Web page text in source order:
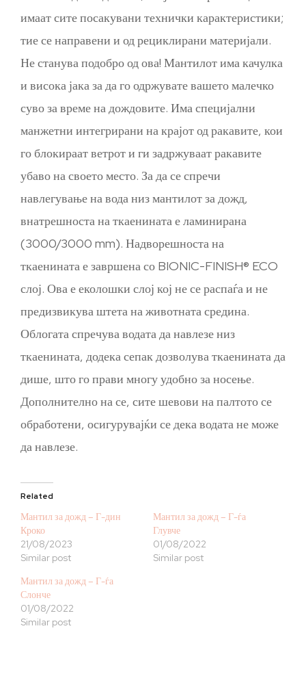
имаат сите посакувани технички карактеристики;
тие се направени и од рециклирани материјали.
Не станува подобро од ова! Мантилот има качулка
и висока јака за да го одржувате вашето малечко
суво за време на дождовите. Има специјални
манжетни интегрирани на крајот од ракавите, кои
го блокираат ветрот и ги задржуваат ракавите
убаво на своето место. За да се спречи
навлегување на вода низ мантилот за дожд,
внатрешноста на ткаенината е ламинирана
(3000/3000 mm). Надворешноста на
ткаенината е завршена со BIONIC-FINISH® ECO
слој. Ова е еколошки слој кој не се распаѓа и не
предизвикува штета на животната средина.
Облогата спречува водата да навлезе низ
ткаенината, додека сепак дозволува ткаенината да
дише, што го прави многу удобно за носење.
Дополнително на се, сите шевови на палтото се
обработени, осигурувајќи се дека водата не може
да навлезе.
Related
Мантил за дожд – Г-дин
Кроко
21/08/2023
Similar post
Мантил за дожд – Г-ѓа
Глувче
01/08/2022
Similar post
Мантил за дожд – Г-ѓа
Слонче
01/08/2022
Similar post